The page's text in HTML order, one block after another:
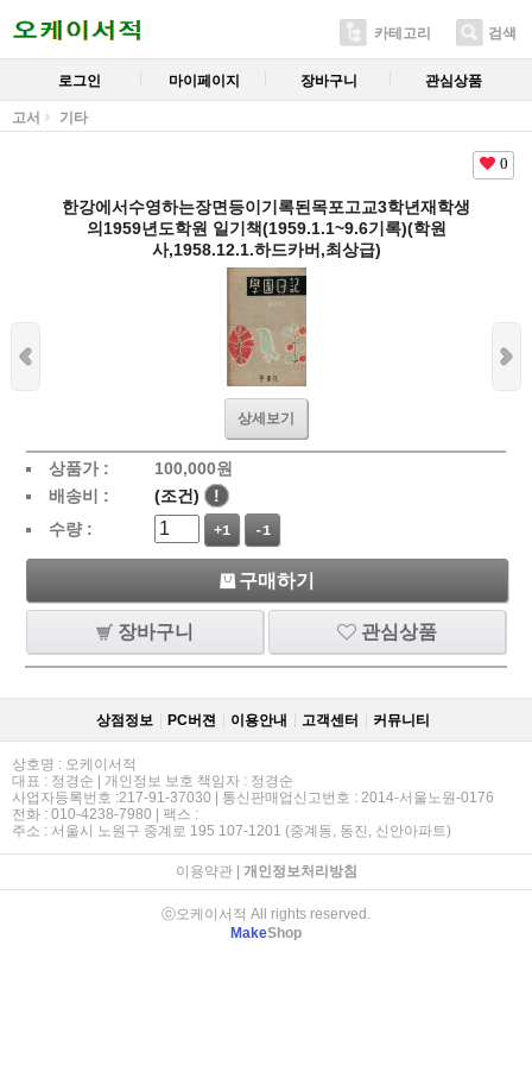
카테고리 검색
로그인 마이페이지 장바구니 관심상품
고서 기타
0
한강에서수영하는장면등이기록된목포고교3학년재학생
의1959년도학원 일기책(1959.1.1~9.6기록)(학원
사,1958.12.1.하드카버,최상급)
상세보기
상품가 : 100,000원
배송비 :
(조건)
!
수량 :
+1 -1
구매하기
장바구니 관심상품
상점정보 PC버젼 이용안내 고객센터 커뮤니티
상호명 : 오케이서적
대표 : 정경순 | 개인정보 보호 책임자 : 정경순
사업자등록번호 :217-91-37030 | 통신판매업신고번호 : 2014-서울노원-0176
전화 : 010-4238-7980 | 팩스 :
주소 : 서울시 노원구 중계로 195 107-1201 (중계동, 동진, 신안아파트)
이용약관| 개인정보처리방침
ⓒ오케이서적 All rights reserved.
MakeShop